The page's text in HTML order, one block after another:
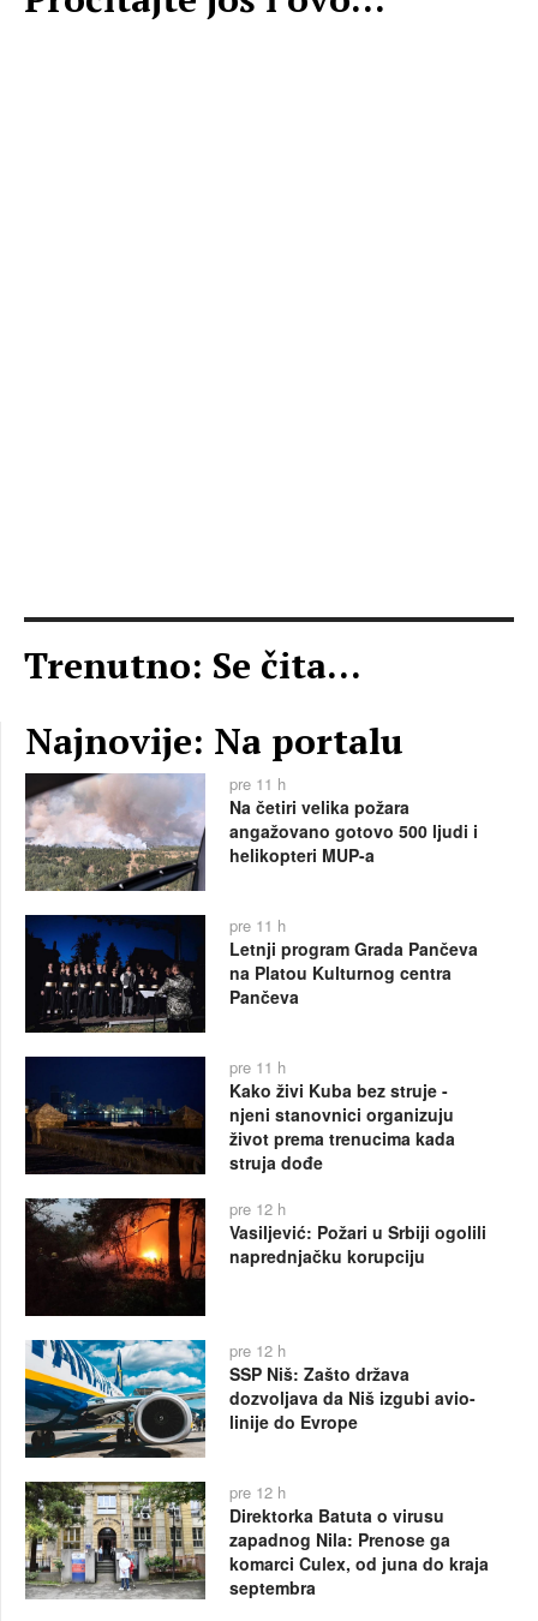
Trenutno: Se čita...
Najnovije: Na portalu
pre 11 h
Na četiri velika požara
angažovano gotovo 500 ljudi i
helikopteri MUP-a
pre 11 h
Letnji program Grada Pančeva
na Platou Kulturnog centra
Pančeva
pre 11 h
Kako živi Kuba bez struje -
njeni stanovnici organizuju
život prema trenucima kada
struja dođe
pre 12 h
Vasiljević: Požari u Srbiji ogolili
naprednjačku korupciju
pre 12 h
SSP Niš: Zašto država
dozvoljava da Niš izgubi avio-
linije do Evrope
pre 12 h
Direktorka Batuta o virusu
zapadnog Nila: Prenose ga
komarci Culex, od juna do kraja
septembra